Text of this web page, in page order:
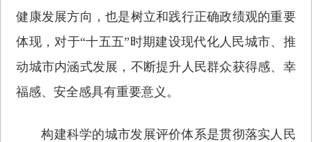
健康发展方向，也是树立和践行正确政绩观的重要
体现，对于“十五五”时期建设现代化人民城市、推
动城市内涵式发展，不断提升人民群众获得感、幸
福感、安全感具有重要意义。
构建科学的城市发展评价体系是贯彻落实人民